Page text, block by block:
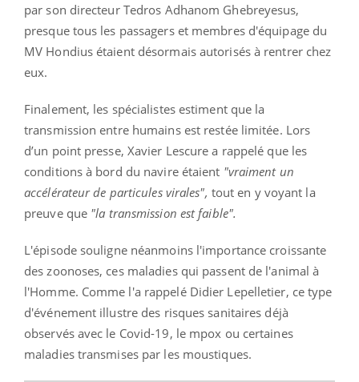
par son directeur Tedros Adhanom Ghebreyesus,
presque tous les passagers et membres d'équipage du
MV Hondius étaient désormais autorisés à rentrer chez
eux.
Finalement, les spécialistes estiment que la
transmission entre humains est restée limitée. Lors
d’un point presse, Xavier Lescure a rappelé que les
conditions à bord du navire étaient "vraiment un
accélérateur de particules virales", tout en y voyant la
preuve que "la transmission est faible".
L'épisode souligne néanmoins l'importance croissante
des zoonoses, ces maladies qui passent de l'animal à
l'Homme. Comme l'a rappelé Didier Lepelletier, ce type
d'événement illustre des risques sanitaires déjà
observés avec le Covid-19, le mpox ou certaines
maladies transmises par les moustiques.